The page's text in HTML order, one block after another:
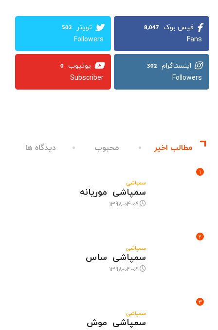
8,047
Fans
502
Followers
302
Followers
0
Subscriber
مطالب اخیر محبوب دیدگاه ها
1
سمپاشی
سمپاشی موریانه
1398-04-09
2
سمپاشی
سمپاشی ساس
1398-04-09
3
سمپاشی
سمپاشی موش